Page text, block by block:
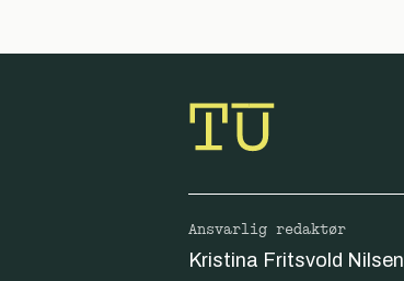
Ansvarlig redaktør
Kristina Fritsvold Nilsen